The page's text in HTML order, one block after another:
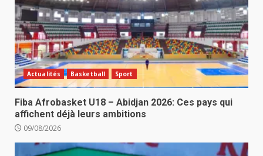
Actualités Basketball Sport
Fiba Afrobasket U18 – Abidjan 2026: Ces pays qui
affichent déjà leurs ambitions
09/08/2026